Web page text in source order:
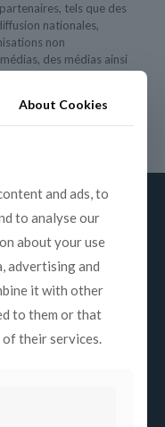
tels que des
nationales,
non
des médias ainsi
About Cookies
and ads, to
to analyse our
about your use
advertising and
it with other
to them or that
their services.